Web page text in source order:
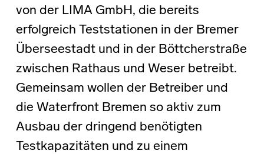
von der LIMA GmbH, die bereits
erfolgreich Teststationen in der Bremer
Überseestadt und in der Böttcherstraße
zwischen Rathaus und Weser betreibt.
Gemeinsam wollen der Betreiber und
die Waterfront Bremen so aktiv zum
Ausbau der dringend benötigten
Testkapazitäten und zu einem